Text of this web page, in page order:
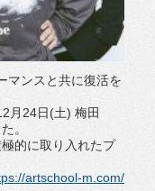
マンスと共に復活を
月24日(土) 梅田
。
的に取り入れたプ
artschool-m.com/